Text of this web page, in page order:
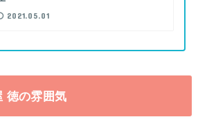
2021.05.01
徳の雰囲気